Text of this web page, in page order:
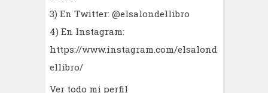
3) En Twitter: @elsalondellibro
4) En Instagram:
https://www.instagram.com/elsalond
ellibro/
Ver todo mi perfil